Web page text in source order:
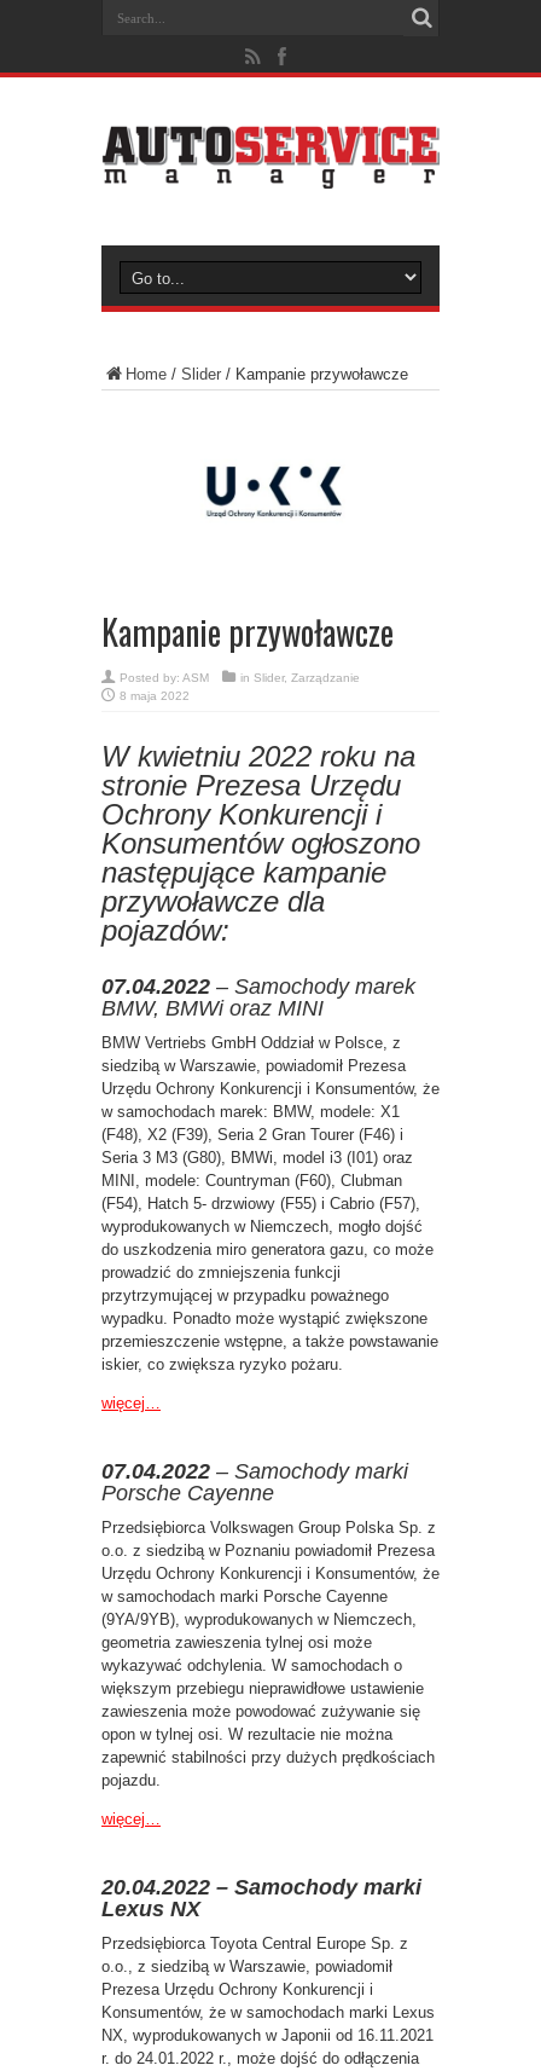
Home / Slider / Kampanie przywoławcze
Kampanie przywoławcze
Posted by: ASM in Slider, Zarządzanie
8 maja 2022
W kwietniu 2022 roku na
stronie Prezesa Urzędu
Ochrony Konkurencji i
Konsumentów ogłoszono
następujące kampanie
przywoławcze dla
pojazdów:
07.04.2022 – Samochody marek
BMW, BMWi oraz MINI
BMW Vertriebs GmbH Oddział w Polsce, z
siedzibą w Warszawie, powiadomił Prezesa
Urzędu Ochrony Konkurencji i Konsumentów, że
w samochodach marek: BMW, modele: X1
(F48), X2 (F39), Seria 2 Gran Tourer (F46) i
Seria 3 M3 (G80), BMWi, model i3 (I01) oraz
MINI, modele: Countryman (F60), Clubman
(F54), Hatch 5- drzwiowy (F55) i Cabrio (F57),
wyprodukowanych w Niemczech, mogło dojść
do uszkodzenia miro generatora gazu, co może
prowadzić do zmniejszenia funkcji
przytrzymującej w przypadku poważnego
wypadku. Ponadto może wystąpić zwiększone
przemieszczenie wstępne, a także powstawanie
iskier, co zwiększa ryzyko pożaru.
więcej…
07.04.2022 – Samochody marki
Porsche Cayenne
Przedsiębiorca Volkswagen Group Polska Sp. z
o.o. z siedzibą w Poznaniu powiadomił Prezesa
Urzędu Ochrony Konkurencji i Konsumentów, że
w samochodach marki Porsche Cayenne
(9YA/9YB), wyprodukowanych w Niemczech,
geometria zawieszenia tylnej osi może
wykazywać odchylenia. W samochodach o
większym przebiegu nieprawidłowe ustawienie
zawieszenia może powodować zużywanie się
opon w tylnej osi. W rezultacie nie można
zapewnić stabilności przy dużych prędkościach
pojazdu.
więcej…
20.04.2022 – Samochody marki
Lexus NX
Przedsiębiorca Toyota Central Europe Sp. z
o.o., z siedzibą w Warszawie, powiadomił
Prezesa Urzędu Ochrony Konkurencji i
Konsumentów, że w samochodach marki Lexus
NX, wyprodukowanych w Japonii od 16.11.2021
r. do 24.01.2022 r., może dojść do odłączenia